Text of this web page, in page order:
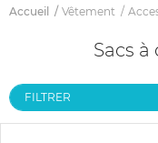
Accueil Vêtement
Sacs
FILTRER